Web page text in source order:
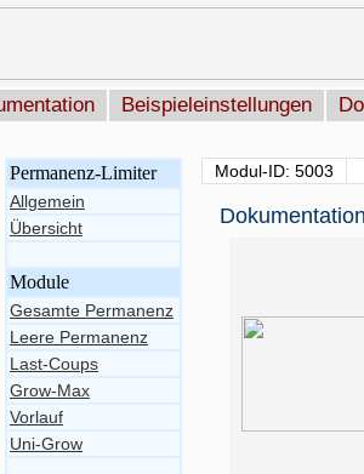
Beispieleinstellungen
Permanenz-Limiter
Allgemein
Übersicht
Module
Gesamte Permanenz
Leere Permanenz
Last-Coups
Grow-Max
Vorlauf
Uni-Grow
Modul-ID: 5003